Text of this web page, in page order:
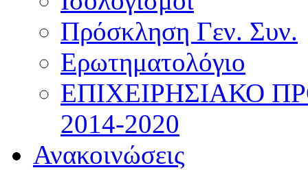
Πρόσκληση Γεν. Συν.
Ερωτηματολόγιο
ΕΠΙΧΕΙΡΗΣΙΑΚΟ
2014-2020
Ανακοινώσεις